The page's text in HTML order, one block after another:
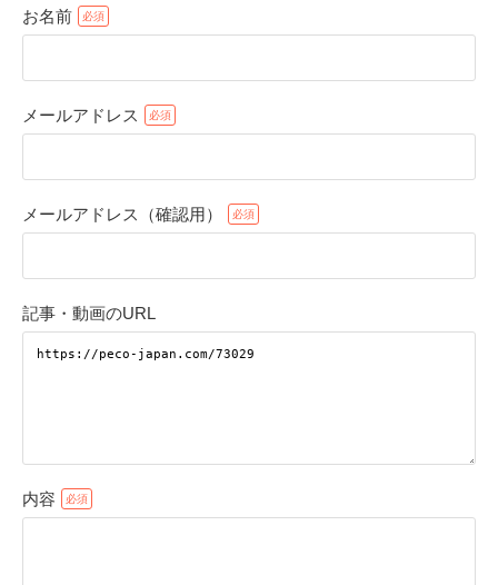
お名前
メールアドレス
メールアドレス（確認用）
記事・動画のURL
内容
アプリで開く